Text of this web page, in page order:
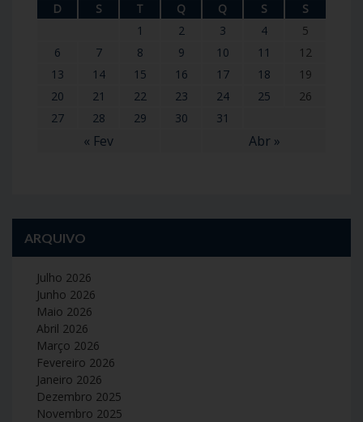
D S T Q Q S S
« Fev Abr »
1 2 3 4
5
6
7 8 9 10 11
12
13
14 15 16 17 18
19
20
21 22 23 24 25
26
27
28 29 30 31
ARQUIVO
Julho 2026
Junho 2026
Maio 2026
Abril 2026
Março 2026
Fevereiro 2026
Janeiro 2026
Dezembro 2025
Novembro 2025